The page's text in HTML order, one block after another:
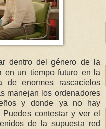
dentro del género de la
en un tiempo futuro en la
enormes rascacielos
manejan los ordenadores
y donde ya no hay
contestar y ver el
de la supuesta red